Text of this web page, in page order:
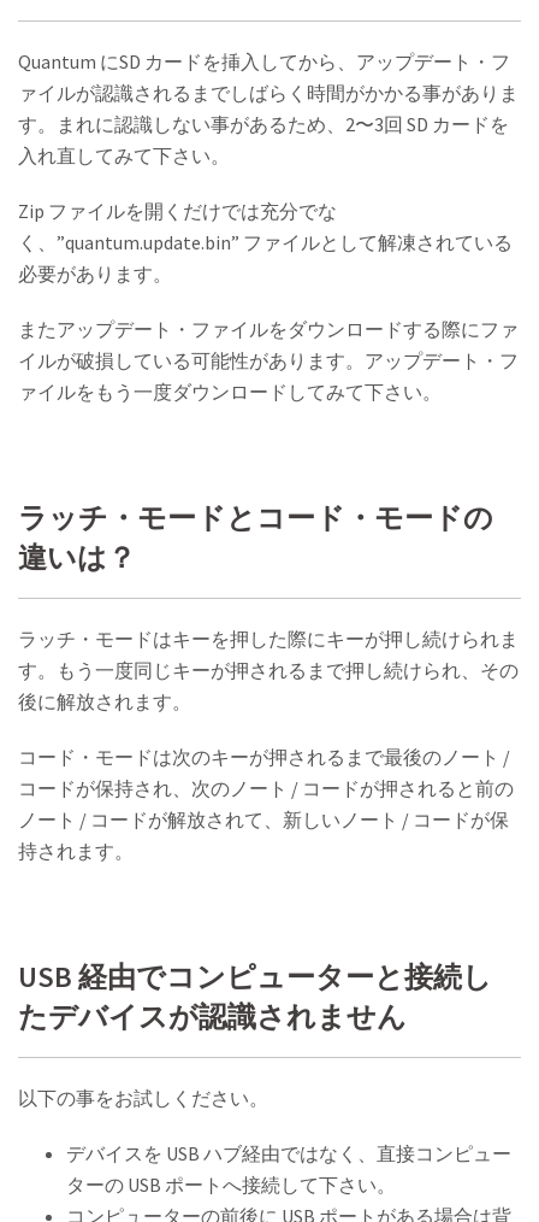
Quantum にSD カードを挿入してから、アップデート・フ
ァイルが認識されるまでしばらく時間がかかる事がありま
す。まれに認識しない事があるため、2〜3回 SD カードを
入れ直してみて下さい。
Zip ファイルを開くだけでは充分でな
く、”quantum.update.bin” ファイルとして解凍されている
必要があります。
またアップデート・ファイルをダウンロードする際にファ
イルが破損している可能性があります。アップデート・フ
ァイルをもう一度ダウンロードしてみて下さい。
ラッチ・モードとコード・モードの
違いは？
ラッチ・モードはキーを押した際にキーが押し続けられま
す。もう一度同じキーが押されるまで押し続けられ、その
後に解放されます。
コード・モードは次のキーが押されるまで最後のノート /
コードが保持され、次のノート / コードが押されると前の
ノート / コードが解放されて、新しいノート / コードが保
持されます。
USB 経由でコンピューターと接続し
たデバイスが認識されません
以下の事をお試しください。
デバイスを USB ハブ経由ではなく、直接コンピュー
ターの USB ポートへ接続して下さい。
コンピューターの前後に USB ポートがある場合は背